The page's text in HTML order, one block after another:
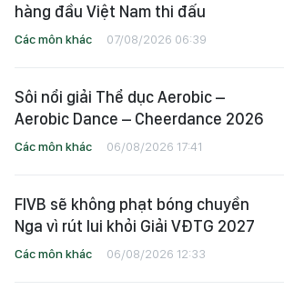
hàng đầu Việt Nam thi đấu
Các môn khác 07/08/2026 06:39
Sôi nổi giải Thể dục Aerobic –
Aerobic Dance – Cheerdance 2026
Các môn khác 06/08/2026 17:41
FIVB sẽ không phạt bóng chuyền
Nga vì rút lui khỏi Giải VĐTG 2027
Các môn khác 06/08/2026 12:33